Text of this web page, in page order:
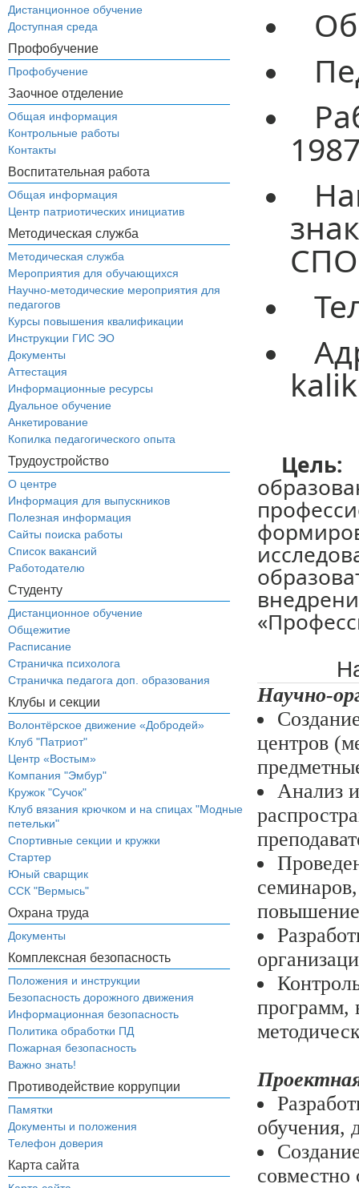
Дистанционное обучение
Доступная среда
Профобучение
Профобучение
Заочное отделение
Общая информация
Контрольные работы
Контакты
Воспитательная работа
Общая информация
Центр патриотических инициатив
Методическая служба
Методическая служба
Мероприятия для обучающихся
Научно-методические мероприятия для
педагогов
Курсы повышения квалификации
Инструкции ГИС ЭО
Документы
Аттестация
Информационные ресурсы
Дуальное обучение
Анкетирование
Копилка педагогического опыта
Трудоустройство
О центре
Информация для выпускников
Полезная информация
Сайты поиска работы
Список вакансий
Работодателю
Студенту
Дистанционное обучение
Общежитие
Расписание
Страничка психолога
Страничка педагога доп. образования
Клубы и секции
Волонтёрское движение «Добродей»
Клуб "Патриот"
Центр «Востым»
Компания "Эмбур"
Кружок "Сучок"
Клуб вязания крючком и на спицах "Модные
петельки"
Спортивные секции и кружки
Стартер
Юный сварщик
ССК "Вермысь"
Охрана труда
Документы
Комплексная безопасность
Положения и инструкции
Безопасность дорожного движения
Информационная безопасность
Политика обработки ПД
Пожарная безопасность
Важно знать!
Противодействие коррупции
Памятки
Документы и положения
Телефон доверия
Карта сайта
СПО
Цель:
Научно-
центров
Анализ
программ,
обучения,